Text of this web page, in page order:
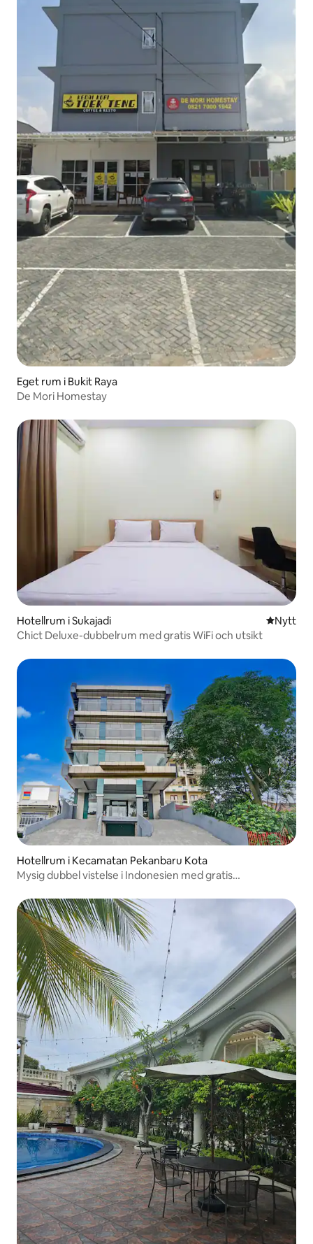
Eget rum i Bukit Raya
De Mori Homestay
Hotellrum i Sukajadi NyttNytt
Chict Deluxe-dubbelrum med gratis WiFi och utsikt
Hotellrum i Kecamatan Pekanbaru Kota
Mysig dubbel vistelse i Indonesien med gratis